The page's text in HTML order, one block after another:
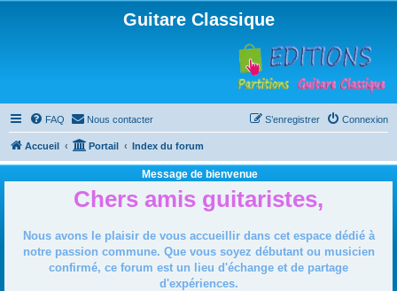
Guitare Classique
FAQ Nous contacter Connexion
S’enregistrer
Accueil Portail Index du forum
Message de bienvenue
Chers amis guitaristes,
Nous avons le plaisir de vous accueillir dans cet espace dédié à
notre passion commune. Que vous soyez débutant ou musicien
confirmé, ce forum est un lieu d'échange et de partage
d'expériences.